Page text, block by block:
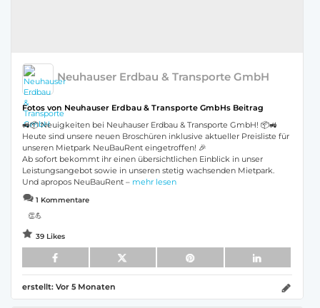
Neuhauser Erdbau & Transporte GmbH
Fotos von Neuhauser Erdbau & Transporte GmbHs Beitrag
🚜📦 Neuigkeiten bei Neuhauser Erdbau & Transporte GmbH! 📦🚜
Heute sind unsere neuen Broschüren inklusive aktueller Preisliste für
unseren Mietpark NeuBauRent eingetroffen! 🎉
Ab sofort bekommt ihr einen übersichtlichen Einblick in unser
Leistungsangebot sowie in unseren stetig wachsenden Mietpark.
Und apropos NeuBauRent – mehr lesen
1 Kommentare
👏💪
39 Likes
erstellt: Vor 5 Monaten